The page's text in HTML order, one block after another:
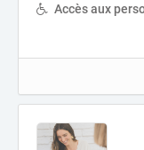
Accès aux